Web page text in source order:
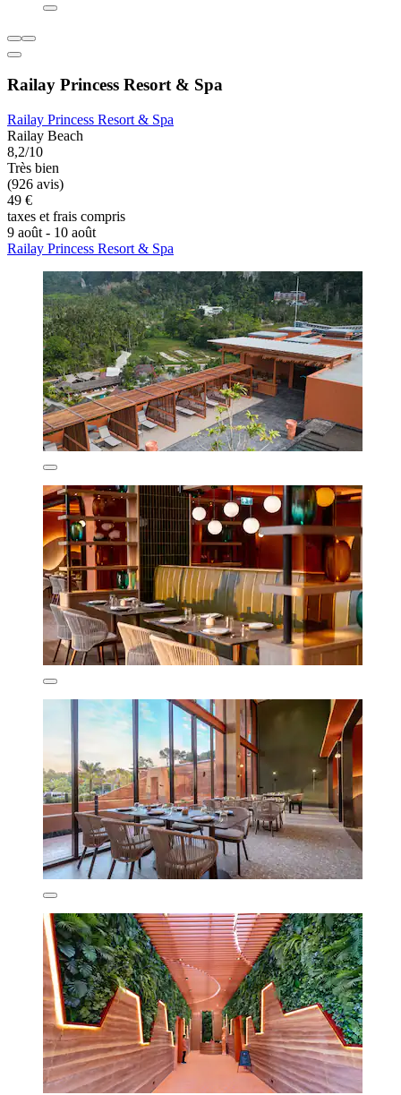
Railay Princess Resort & Spa
Railay Princess Resort & Spa
Railay Beach
8,2/10
Très bien
(926 avis)
49 €
taxes et frais compris
9 août - 10 août
Railay Princess Resort & Spa